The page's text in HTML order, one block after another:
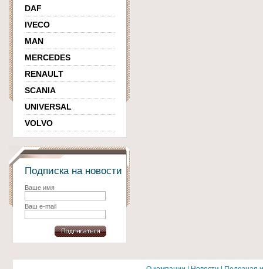
DAF
IVECO
MAN
MERCEDES
RENAULT
SCANIA
UNIVERSAL
VOLVO
Подписка на новости
Ваше имя
Ваш e-mail